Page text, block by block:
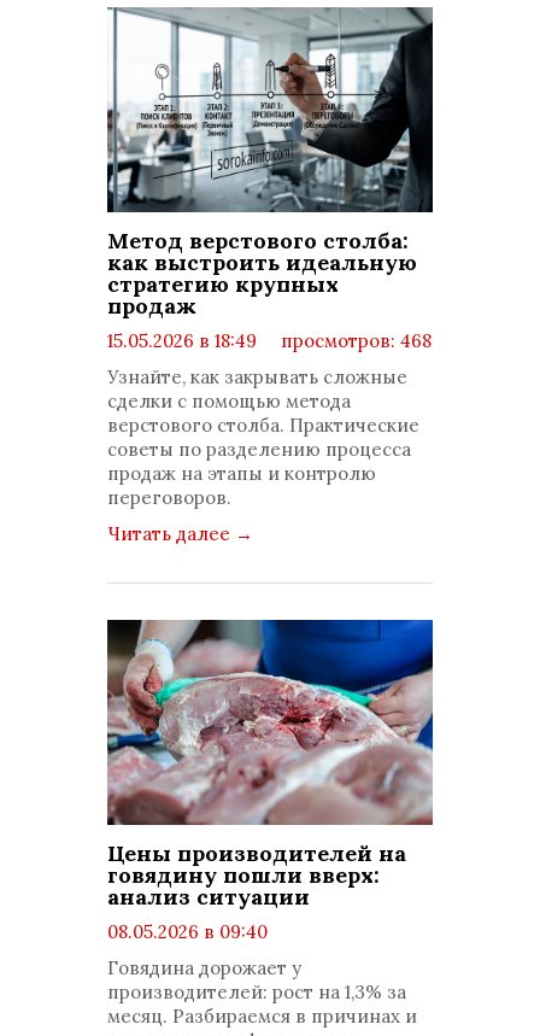
Метод верстового столба:
как выстроить идеальную
стратегию крупных
продаж
15.05.2026 в 18:49
просмотров: 468
комментариев: 0
Узнайте, как закрывать сложные
сделки с помощью метода
верстового столба. Практические
советы по разделению процесса
продаж на этапы и контролю
переговоров.
Читать далее →
Цены производителей на
говядину пошли вверх:
анализ ситуации
08.05.2026 в 09:40
комментариев: 0
Говядина дорожает у
производителей: рост на 1,3% за
месяц. Разбираемся в причинах и